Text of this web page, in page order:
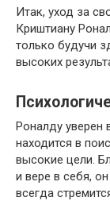
Итак, уход за
Криштиану
только будучи
высоких
Роналду уверен
находится в
высокие цели.
и вере в себя,
всегда